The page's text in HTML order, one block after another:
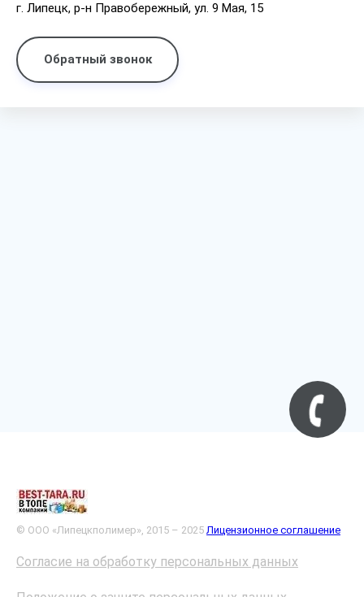
г. Липецк, р-н Правобережный, ул. 9 Мая, 15
Обратный звонок
© ООО «Липецкполимер», 2015 – 2025 Лицензионное соглашение
Согласие на обработку персональных данных